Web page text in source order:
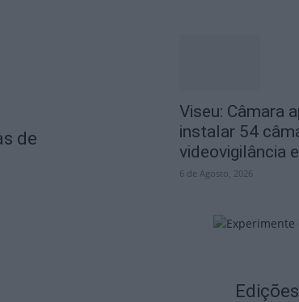
de
Viseu: Câmara
instalar 54
videovigilância
6 de Agosto, 2026